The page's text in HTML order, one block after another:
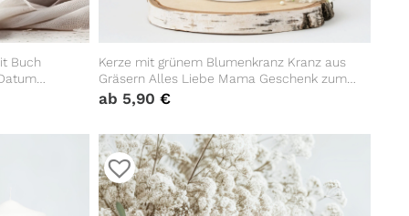
Buch
Kerze mit grünem Blumenkranz Kranz aus
Gräsern Alles Liebe Mama Geschenk zum
Muttertag Geburtstagsgeschenk Mama
ab 5,90 €